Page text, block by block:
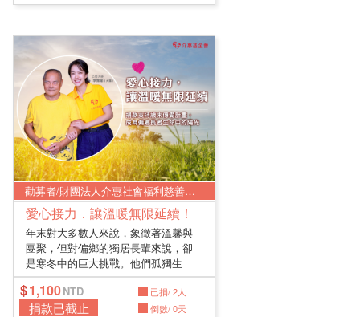
勸募者/財團法人介惠社會福利慈善基金會
愛心接力．讓溫暖無限延續！
年末對大多數人來說，象徵著溫馨與
團聚，但對偏鄉的獨居長輩來說，卻
是寒冬中的巨大挑戰。他們孤獨生
活、行...
1,100 已捐/ 2人
捐款已截止 倒數/ 0天